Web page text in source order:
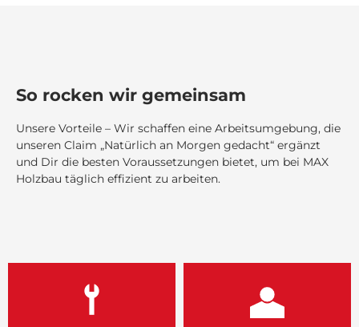
So rocken wir gemeinsam
Unsere Vorteile – Wir schaffen eine Arbeitsumgebung, die
unseren Claim „Natürlich an Morgen gedacht“ ergänzt
und Dir die besten Voraussetzungen bietet, um bei MAX
Holzbau täglich effizient zu arbeiten.